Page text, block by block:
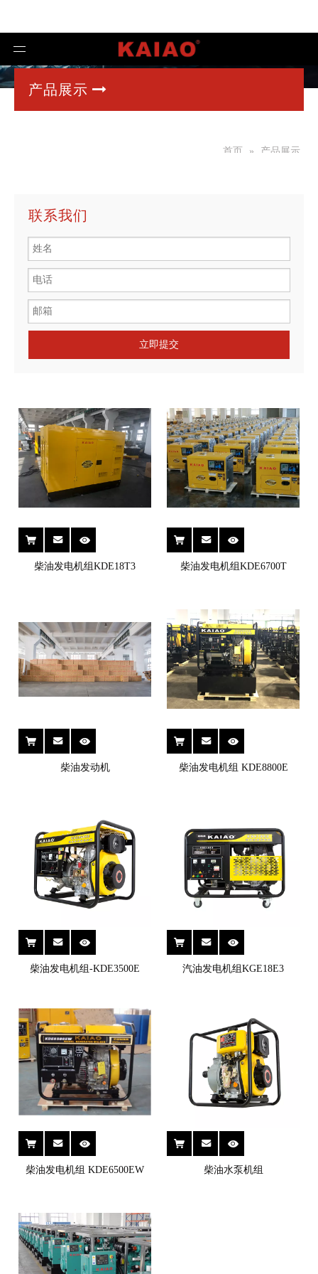
产品展示 
首页 » 产品展示
联系我们
立即提交
柴油发电机组KDE18T3 柴油发电机组KDE6700T
柴油发动机 柴油发电机组 KDE8800E
柴油发电机组-KDE3500E 汽油发电机组KGE18E3
柴油发电机组 KDE6500EW 柴油水泵机组